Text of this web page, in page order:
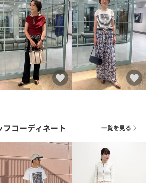
フコーディネート 一覧を見る